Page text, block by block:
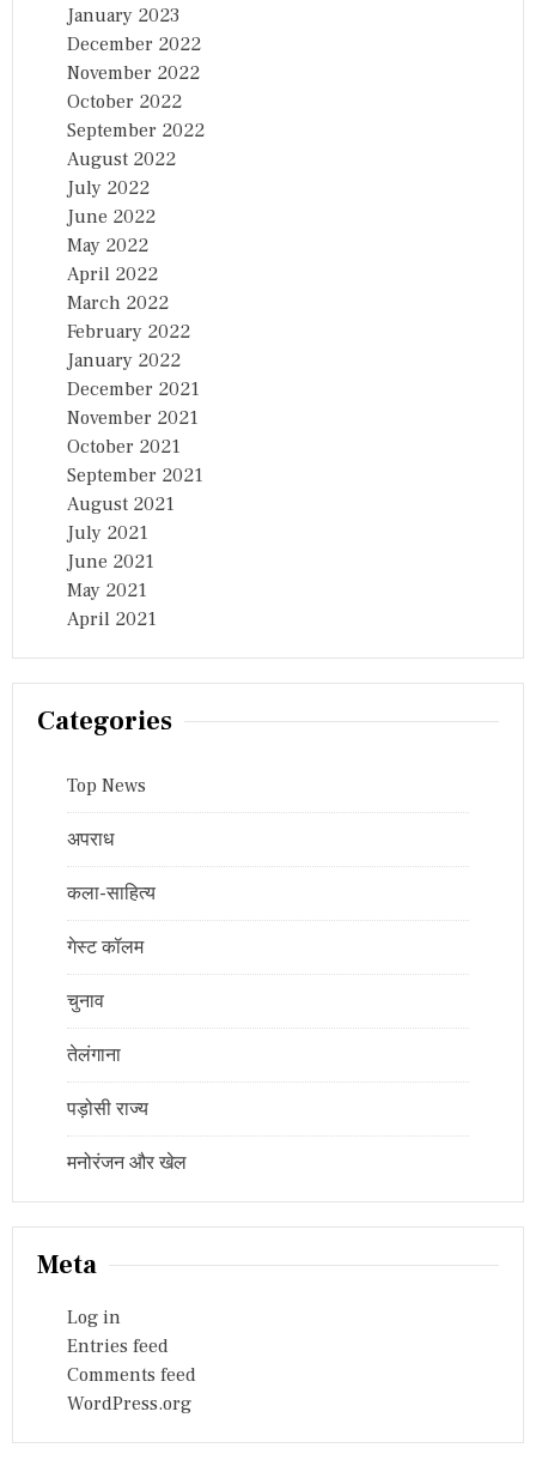
January 2023
December 2022
November 2022
October 2022
September 2022
August 2022
July 2022
June 2022
May 2022
April 2022
March 2022
February 2022
January 2022
December 2021
November 2021
October 2021
September 2021
August 2021
July 2021
June 2021
May 2021
April 2021
Categories
Top News
अपराध
कला-साहित्य
गेस्ट कॉलम
चुनाव
तेलंगाना
पड़ोसी राज्य
मनोरंजन और खेल
Meta
Log in
Entries feed
Comments feed
WordPress.org